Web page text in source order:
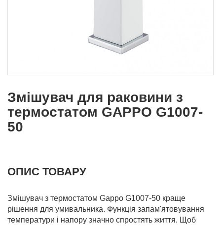
Змішувач для раковини з
термостатом GAPPO G1007-
50
ОПИС ТОВАРУ
Змішувач з термостатом Gappo G1007-50 краще
рішення для умивальника. Функція запам'ятовування
температури і напору значно спростять життя. Щоб